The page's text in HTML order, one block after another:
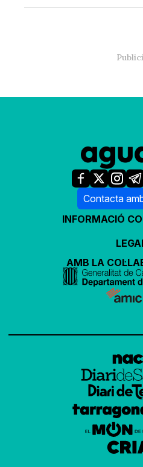
Contacta
INFORMACIÓ
AMB LA